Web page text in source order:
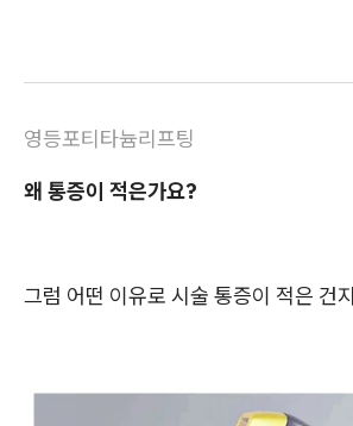
영등포티타늄리프팅
왜 통증이 적은가요?
그럼 어떤 이유로 시술 통증이 적은 건